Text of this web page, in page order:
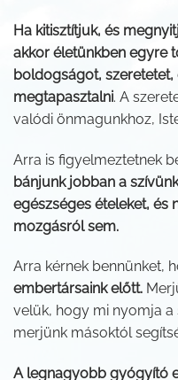
Ha kitisztítjuk, és
akkor életünkben egyre
boldogságot,
megtapasztalni. A
valódi önmagunkhoz,
Arra is figyelmeztetnek
bánjunk jobban a
egészséges ételeket, és
mozgásról sem.
Arra kérnek bennünket,
embertársaink előtt.
velük, hogy mi nyomja a
merjünk másoktól
A legnagyobb gyógyító